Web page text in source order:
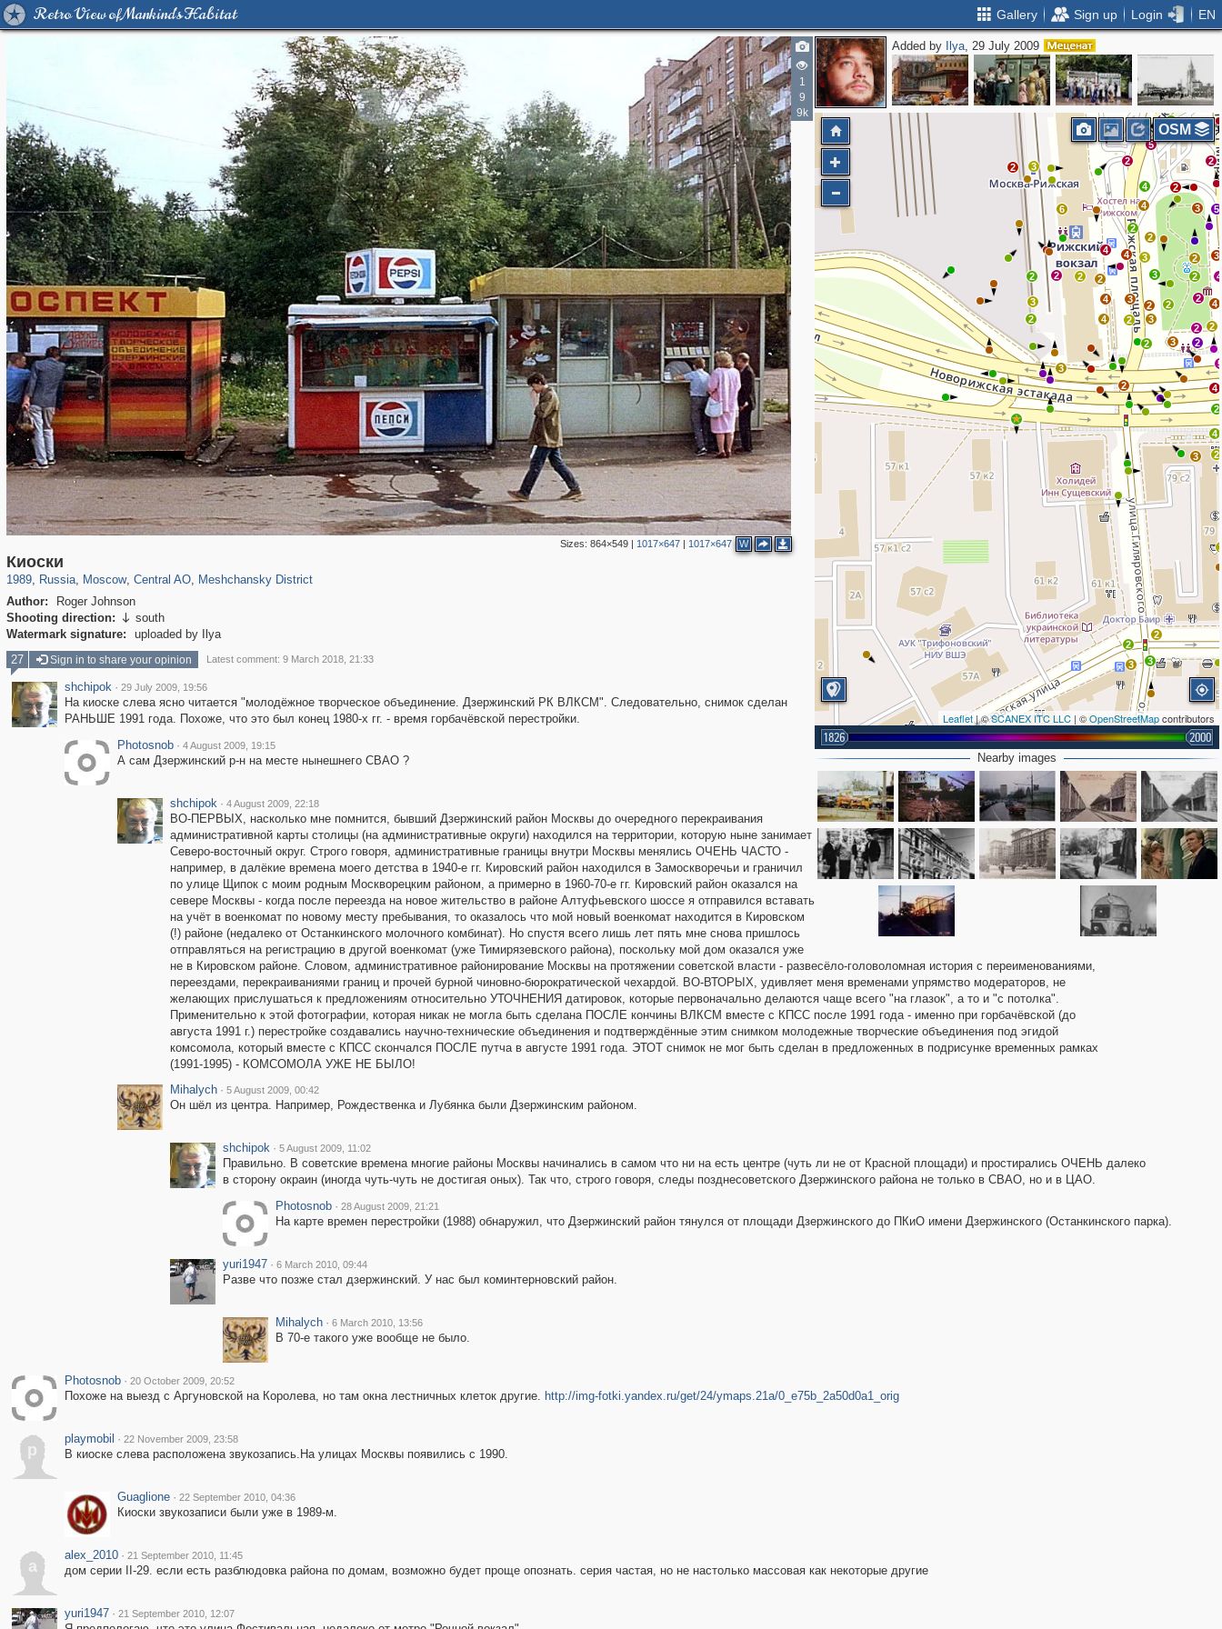
Retro View of Mankind's Habitat Gallery Sign up Login EN
1
9
9k
Sizes: 864×549| 1017×647| 1017×647 W
Киоски
1989, Russia
1,406,498
, Moscow
319,780
, Central AO, Meshchansky District
Author:
Roger Johnson
Shooting direction:  south
Watermark signature:
uploaded by Ilya
Added by Ilya, 29 July 2009
2
3
2
2
2
4
2
4
2
5
4
2
2
4
2
2
4
4
6
3
2
2 2 2 2
3
2
3
3
2
3
2
3
2
4
4
2
2
2
2
3
2
2
3
2
2
4
4
2
3
3
3
4
2
4
2
2 3
3 5
Leaflet | ©SCANEX ITC LLC | ©OpenStreetMapcontributors
1826 2000
OSM
Nearby images
27 Sign in to share your opinion Latest comment: 9 March 2018, 21:33
shchipok · 29 July 2009, 19:56
На киоске слева ясно читается "молодёжное творческое объединение. Дзержинский РК ВЛКСМ". Следовательно, снимок сделан
РАНЬШЕ 1991 года. Похоже, что это был конец 1980-х гг. - время горбачёвской перестройки.
Photosnob · 4 August 2009, 19:15
А сам Дзержинский р-н на месте нынешнего СВАО ?
shchipok · 4 August 2009, 22:18
ВО-ПЕРВЫХ, насколько мне помнится, бывший Дзержинский район Москвы до очередного перекраивания
административной карты столицы (на административные округи) находился на территории, которую ныне занимает
Северо-восточный округ. Строго говоря, административные границы внутри Москвы менялись ОЧЕНЬ ЧАСТО -
например, в далёкие времена моего детства в 1940-е гг. Кировский район находился в Замоскворечьи и граничил
по улице Щипок с моим родным Москворецким районом, а примерно в 1960-70-е гг. Кировский район оказался на
севере Москвы - когда после переезда на новое жительство в районе Алтуфьевского шоссе я отправился вставать
на учёт в военкомат по новому месту пребывания, то оказалось что мой новый военкомат находится в Кировском
(!) районе (недалеко от Останкинского молочного комбинат). Но спустя всего лишь лет пять мне снова пришлось
отправляться на регистрацию в другой военкомат (уже Тимирязевского района), поскольку мой дом оказался уже
не в Кировском районе. Словом, административное районирование Москвы на протяжении советской власти - развесёло-головоломная история с переименованиями,
переездами, перекраиваниями границ и прочей бурной чиновно-бюрократической чехардой. ВО-ВТОРЫХ, удивляет меня временами упрямство модераторов, не
желающих прислушаться к предложениям относительно УТОЧНЕНИЯ датировок, которые первоначально делаются чаще всего "на глазок", а то и "с потолка".
Применительно к этой фотографии, которая никак не могла быть сделана ПОСЛЕ кончины ВЛКСМ вместе с КПСС после 1991 года - именно при горбачёвской (до
августа 1991 г.) перестройке создавались научно-технические объединения и подтверждённые этим снимком молодежные творческие объединения под эгидой
комсомола, который вместе с КПСС скончался ПОСЛЕ путча в августе 1991 года. ЭТОТ снимок не мог быть сделан в предложенных в подрисунке временных рамках
(1991-1995) - КОМСОМОЛА УЖЕ НЕ БЫЛО!
Mihalych · 5 August 2009, 00:42
Он шёл из центра. Например, Рождественка и Лубянка были Дзержинским районом.
shchipok · 5 August 2009, 11:02
Правильно. В советские времена многие районы Москвы начинались в самом что ни на есть центре (чуть ли не от Красной площади) и простирались ОЧЕНЬ далеко
в сторону окраин (иногда чуть-чуть не достигая оных). Так что, строго говоря, следы позднесоветского Дзержинского района не только в СВАО, но и в ЦАО.
Photosnob · 28 August 2009, 21:21
На карте времен перестройки (1988) обнаружил, что Дзержинский район тянулся от площади Дзержинского до ПКиО имени Дзержинского (Останкинского парка).
yuri1947 · 6 March 2010, 09:44
Разве что позже стал дзержинский. У нас был коминтерновский район.
Mihalych · 6 March 2010, 13:56
В 70-е такого уже вообще не было.
Photosnob · 20 October 2009, 20:52
Похоже на выезд с Аргуновской на Королева, но там окна лестничных клеток другие. http://img-fotki.yandex.ru/get/24/ymaps.21a/0_e75b_2a50d0a1_orig
p
playmobil · 22 November 2009, 23:58
В киоске слева расположена звукозапись.На улицах Москвы появились с 1990.
Guaglione · 22 September 2010, 04:36
Киоски звукозаписи были уже в 1989-м.
a
alex_2010 · 21 September 2010, 11:45
дом серии II-29. если есть разблюдовка района по домам, возможно будет проще опознать. серия частая, но не настолько массовая как некоторые другие
yuri1947 · 21 September 2010, 12:07